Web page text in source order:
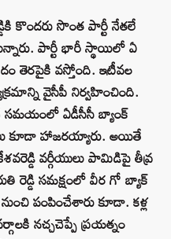
కొందరు సొంత పార్టీ నేతలే
పార్టీ భారీ స్థాయిలో ఏ
తెరపైకి వస్తోంది. ఇటీవల
వైసీపీ నిర్వహించింది.
సమయంలో ఏడీసీసీ బ్యాంక్
కూడా హాజరయ్యారు. అయితే
వర్గీయులు పామిడిపై తీవ్ర
రెడ్డి సమక్షంలో వీర గో బ్యాక్
పంపించేశారు కూడా. కళ్ల
నచ్చచెప్పే ప్రయత్నం